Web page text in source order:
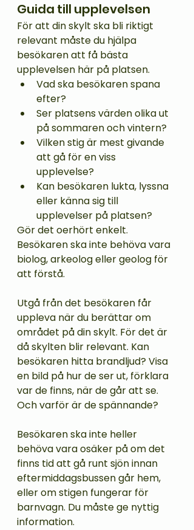
Guida till upplevelsen
För att din skylt ska bli riktigt
relevant måste du hjälpa
besökaren att få bästa
upplevelsen här på platsen.
Vad ska besökaren spana
efter?
Ser platsens värden olika ut
på sommaren och vintern?
Vilken stig är mest givande
att gå för en viss
upplevelse?
Kan besökaren lukta, lyssna
eller känna sig till
upplevelser på platsen?
Gör det oerhört enkelt.
Besökaren ska inte behöva vara
biolog, arkeolog eller geolog för
att förstå.
Utgå från det besökaren får
uppleva när du berättar om
området på din skylt. För det är
då skylten blir relevant. Kan
besökaren hitta brandljud? Visa
en bild på hur de ser ut, förklara
var de finns, när de går att se.
Och varför är de spännande?
Besökaren ska inte heller
behöva vara osäker på om det
finns tid att gå runt sjön innan
eftermiddagsbussen går hem,
eller om stigen fungerar för
barnvagn. Du måste ge nyttig
information.